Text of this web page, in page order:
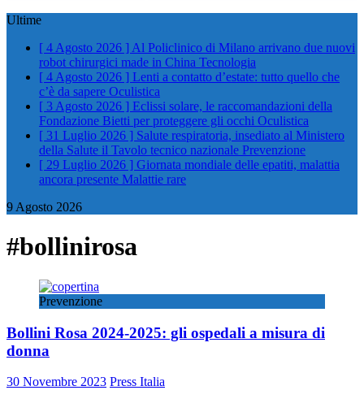
Ultime
[ 4 Agosto 2026 ] Al Policlinico di Milano arrivano due nuovi
robot chirurgici made in China Tecnologia
[ 4 Agosto 2026 ] Lenti a contatto d’estate: tutto quello che
c’è da sapere Oculistica
[ 3 Agosto 2026 ] Eclissi solare, le raccomandazioni della
Fondazione Bietti per proteggere gli occhi Oculistica
[ 31 Luglio 2026 ] Salute respiratoria, insediato al Ministero
della Salute il Tavolo tecnico nazionale Prevenzione
[ 29 Luglio 2026 ] Giornata mondiale delle epatiti, malattia
ancora presente Malattie rare
9 Agosto 2026
#bollinirosa
Prevenzione
Bollini Rosa 2024-2025: gli ospedali a misura di
donna
30 Novembre 2023 Press Italia